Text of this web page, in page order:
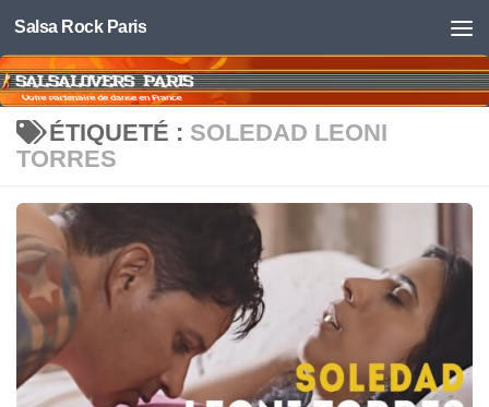
Skip to content
Salsa Rock Paris
ÉTIQUETÉ : SOLEDAD LEONI
TORRES